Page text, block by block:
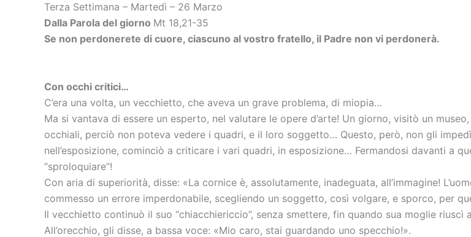
Terza Settimana – Martedì – 26 Marzo
Dalla Parola del giorno Mt 18,21-35
Se non perdonerete di cuore, ciascuno al vostro fratello, il Padre non vi perdonerà.
Con occhi critici…
C’era una volta, un vecchietto, che aveva un grave problema, di miopia…
Ma si vantava di essere un esperto, nel valutare le opere d’arte! Un giorno, visitò un
occhiali, perciò non poteva vedere i quadri, e il loro soggetto… Questo, però, non gli
nell’esposizione, cominciò a criticare i vari quadri, in esposizione… Fermandosi davanti a
“sproloquiare”!
Con aria di superiorità, disse: «La cornice è, assolutamente, inadeguata, all’immagine!
commesso un errore imperdonabile, scegliendo un soggetto, così volgare, e sporco, per
Il vecchietto continuò il suo “chiacchiericcio”, senza smettere, fin quando sua moglie
All’orecchio, gli disse, a bassa voce: «Mio caro, stai guardando uno specchio!».